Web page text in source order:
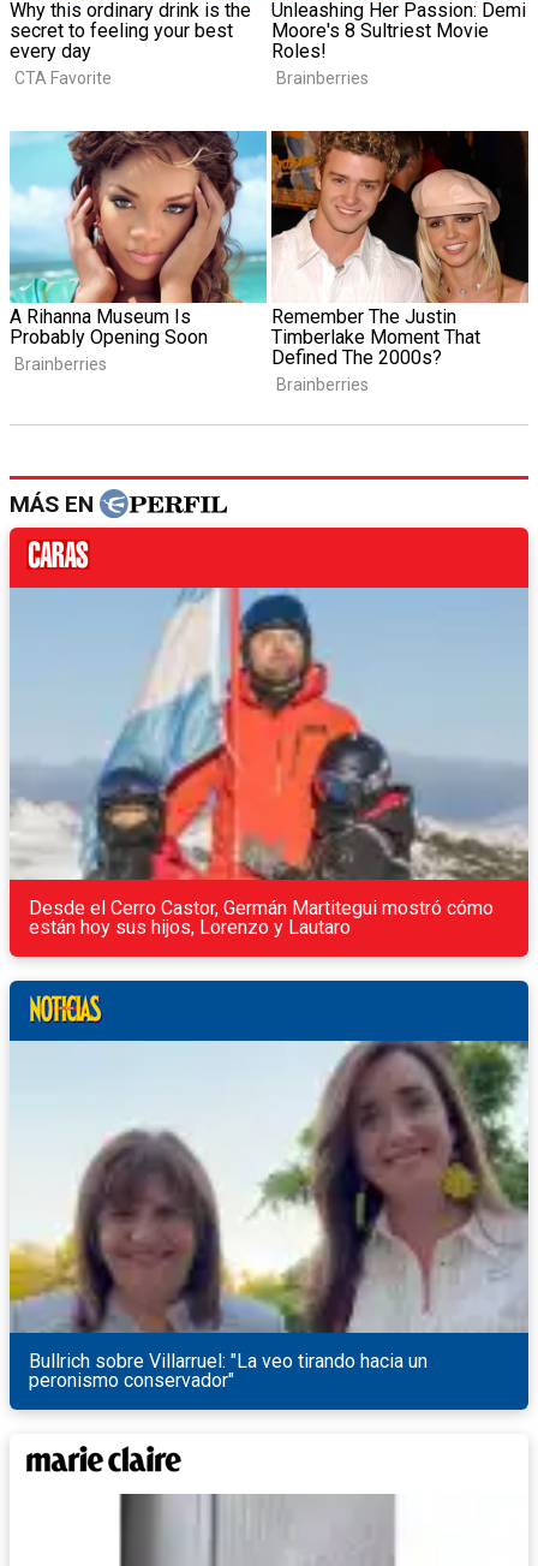
MÁS EN
Desde el Cerro Castor, Germán Martitegui mostró cómo
están hoy sus hijos, Lorenzo y Lautaro
Bullrich sobre Villarruel: "La veo tirando hacia un
peronismo conservador"